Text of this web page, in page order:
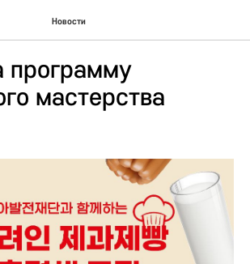
Новости
программу
мастерства